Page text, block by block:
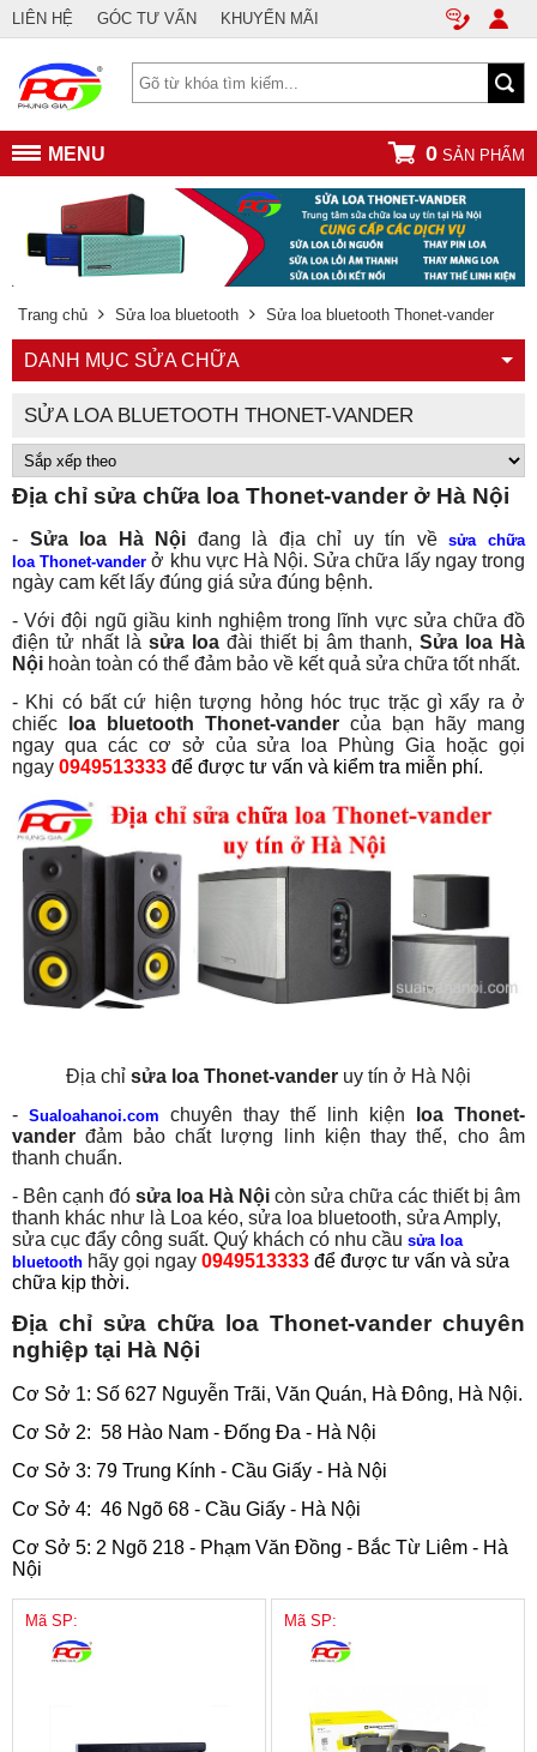
LIÊN HỆ GÓC TƯ VẤN KHUYẾN MÃI
MENU 0 SẢN PHẨM
Trang chủ Sửa loa bluetooth Sửa loa bluetooth Thonet-vander
DANH MỤC SỬA CHỮA
SỬA LOA BLUETOOTH THONET-VANDER
Địa chỉ sửa chữa loa Thonet-vander ở Hà Nội
- Sửa loa Hà Nội đang là địa chỉ uy tín vềsửa chữa
loa Thonet-vander ở khu vực Hà Nội. Sửa chữa lấy ngay trong
ngày cam kết lấy đúng giá sửa đúng bệnh.
- Với đội ngũ giầu kinh nghiệm trong lĩnh vực sửa chữa đồ
điện tử nhất là sửa loa đài thiết bị âm thanh, Sửa loa Hà
Nội hoàn toàn có thể đảm bảo về kết quả sửa chữa tốt nhất.
- Khi có bất cứ hiện tượng hỏng hóc trục trặc gì xẩy ra ở
chiếc
loa bluetooth Thonet-vander của bạn hãy mang
ngay qua các cơ sở của sửa loa Phùng Gia hoặc gọi
ngay 0949513333 để được tư vấn và kiểm tra miễn phí.
Địa chỉ sửa loa Thonet-vander uy tín ở Hà Nội
- Sualoahanoi.com chuyên thay thế linh kiện
loa Thonet-
vander đảm bảo chất lượng linh kiện thay thế, cho âm
thanh chuẩn.
- Bên cạnh đó sửa loa Hà Nội còn sửa chữa các thiết bị âm
thanh khác như là Loa kéo, sửa loa bluetooth, sửa Amply,
sửa cục đẩy công suất. Quý khách có nhu cầu sửa loa
bluetooth hãy gọi ngay 0949513333 để được tư vấn và sửa
chữa kịp thời.
Địa chỉ sửa chữa loa Thonet-vander chuyên
nghiệp tại Hà Nội
Cơ Sở 1: Số 627 Nguyễn Trãi, Văn Quán, Hà Đông, Hà Nội.
Cơ Sở 2: 58 Hào Nam - Đống Đa - Hà Nội
Cơ Sở 3: 79 Trung Kính - Cầu Giấy - Hà Nội
Cơ Sở 4: 46 Ngõ 68 - Cầu Giấy - Hà Nội
Cơ Sở 5: 2 Ngõ 218 - Phạm Văn Đồng - Bắc Từ Liêm - Hà
Nội
Mã SP: Mã SP: